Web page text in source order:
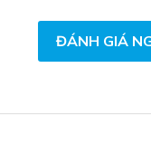
được
trang
ĐÁNH GIÁ